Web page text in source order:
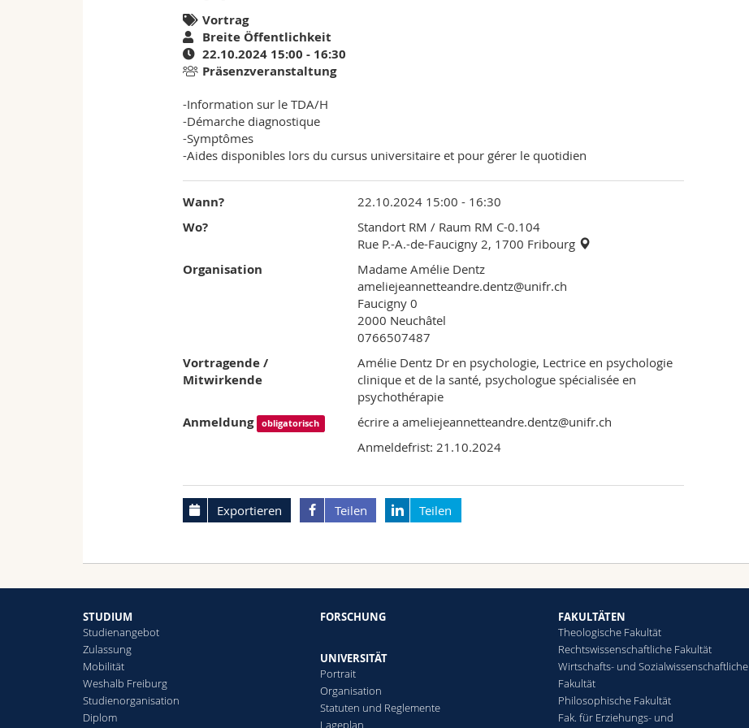
Hyperactivité
Vortrag
Breite Öffentlichkeit
22.10.2024 15:00 - 16:30
Präsenzveranstaltung
-Information sur le TDA/H
-Démarche diagnostique
-Symptômes
-Aides disponibles lors du cursus universitaire et pour gérer le quotidien
Wann? 22.10.2024 15:00 - 16:30
Wo?
Standort RM / Raum RM C-0.104
Rue P.-A.-de-Faucigny 2, 1700 Fribourg
Organisation
Madame Amélie Dentz
ameliejeannetteandre.dentz@unifr.ch
Faucigny 0
2000 Neuchâtel
0766507487
Vortragende /
Mitwirkende
Amélie Dentz Dr en psychologie, Lectrice en psychologie
clinique et de la santé, psychologue spécialisée en
psychothérapie
Anmeldung obligatorisch
écrire a ameliejeannetteandre.dentz@unifr.ch
Anmeldefrist: 21.10.2024
Exportieren Teilen Teilen
STUDIUM
Studienangebot
Zulassung
Mobilität
Weshalb Freiburg
Studienorganisation
Diplom
FORSCHUNG
UNIVERSITÄT
Portrait
Organisation
Statuten und Reglemente
Lageplan
FAKULTÄTEN
Theologische Fakultät
Rechtswissenschaftliche Fakultät
Wirtschafts- und Sozialwissenschaftliche
Fakultät
Philosophische Fakultät
Fak. für Erziehungs- und